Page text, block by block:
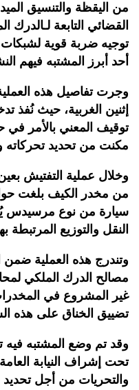
من اليقظة والتنسيق
القضائي التابعة
توجيه ضربة قوية
أحد أبرز المشتبه فيهم
وجرت تفاصيل هذه العملية
إثنين الغربية، حيث
توقيف المعني بالأمر في
مكنت من تحديد تحركاته
وخلال عملية التفتيش
سيارة من نوع مرسيدس
النقل والتوزيع
وتندرج هذه العملية ضمن
مصالح الدرك الملكي
غير المشروع في
تضييق الخناق على هذه
وقد تم وضع المشتبه فيه
تحت إشراف النيابة
والتحريات من أجل تحديد